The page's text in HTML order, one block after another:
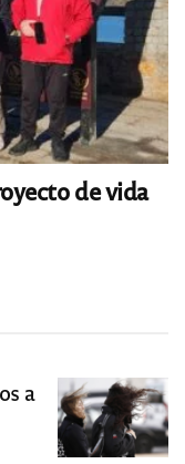
de vida
a